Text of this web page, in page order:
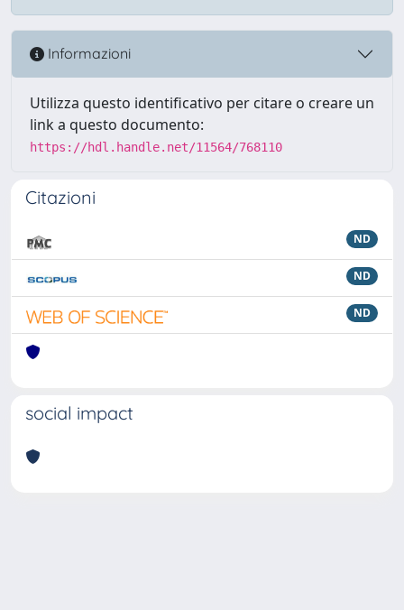
Informazioni
Utilizza questo identificativo per citare o creare un
link a questo documento:
https://hdl.handle.net/11564/768110
Citazioni
ND
ND
ND
social impact